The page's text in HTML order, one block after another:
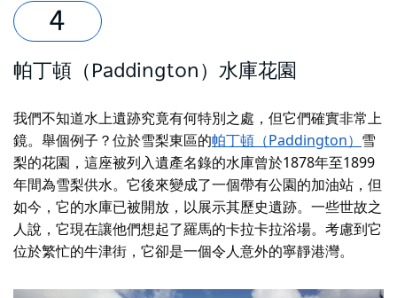
帕丁頓（Paddington）水庫花園
我們不知道水上遺跡究竟有何特別之處，但它們確實非常上
鏡。舉個例子？位於雪梨東區的帕丁頓（Paddington） 雪
梨的花園，這座被列入遺產名錄的水庫曾於1878年至1899
年間為雪梨供水。它後來變成了一個帶有公園的加油站，但
如今，它的水庫已被開放，以展示其歷史遺跡。一些世故之
人說，它現在讓他們想起了羅馬的卡拉卡拉浴場。考慮到它
位於繁忙的牛津街，它卻是一個令人意外的寧靜港灣。